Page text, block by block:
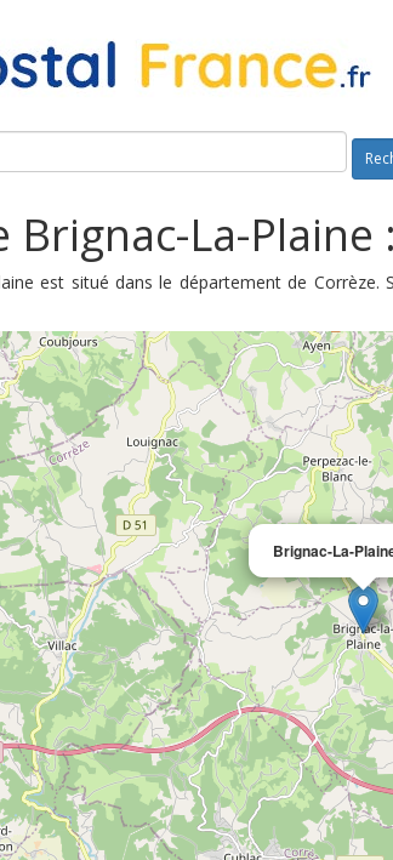
Brignac-La-Plaine
est situé dans le département de
Brignac-La-